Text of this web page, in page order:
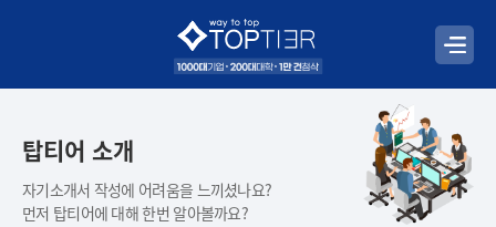
탑티어 소개
자기소개서 작성에 어려움을 느끼셨나요?
먼저 탑티어에 대해 한번 알아볼까요?